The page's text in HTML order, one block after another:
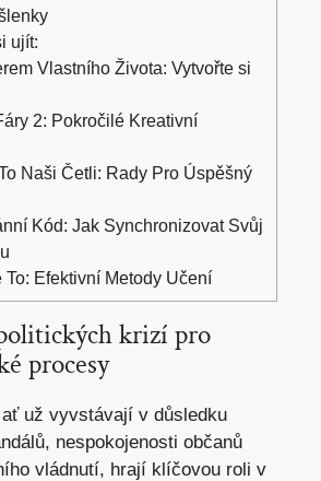
ujít:
Vlastního Života: Vytvořte si
2: Pokročilé Kreativní
Naši Četli: Rady Pro Úspěšný
Kód: Jak Synchronizovat Svůj
To: Efektivní Metody Učení
krizí pro
procesy
už vyvstávají v důsledku
nespokojenosti občanů
vládnutí, hrají klíčovou roli v